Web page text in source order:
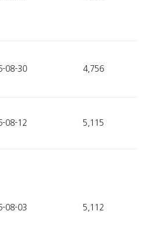
08-30 4,756
08-12 5,115
08-03 5,112